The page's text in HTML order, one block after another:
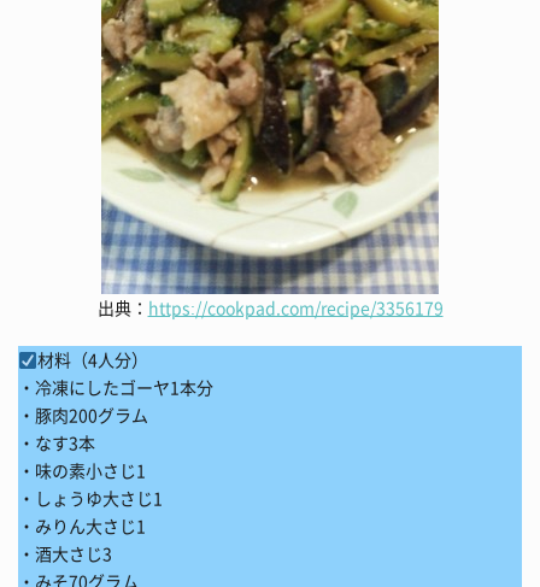
出典： https://cookpad.com/recipe/3356179
材料（4人分）
・冷凍にしたゴーヤ1本分
・豚肉200グラム
・なす3本
・味の素小さじ1
・しょうゆ大さじ1
・みりん大さじ1
・酒大さじ3
・みそ70グラム